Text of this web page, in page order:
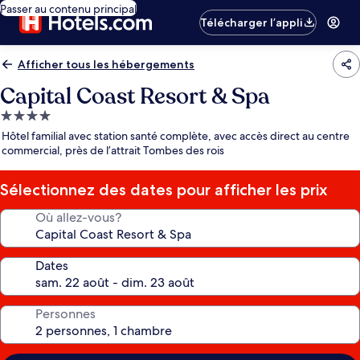
Passer au contenu principal
Télécharger l’appli
Afficher tous les hébergements
Capital Coast Resort & Spa
Hébergement
4.0 étoiles
Hôtel familial avec station santé complète, avec accès direct au centre
commercial, près de l’attrait Tombes des rois
Sélectionnez des dates pour afficher les prix
Où allez-vous?
Dates
Personnes